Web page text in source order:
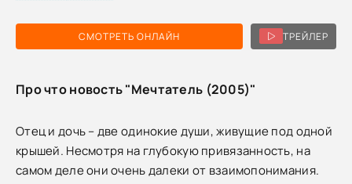
СМОТРЕТЬ ОНЛАЙН ТРЕЙЛЕР
Про что новость "Мечтатель (2005)"
Отец и дочь – две одинокие души, живущие под одной
крышей. Несмотря на глубокую привязанность, на
самом деле они очень далеки от взаимопонимания.